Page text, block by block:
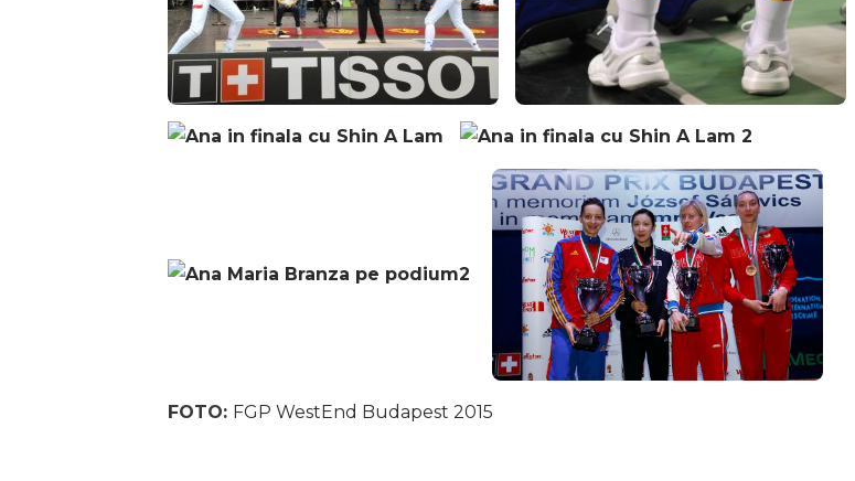
FOTO: FGP WestEnd Budapest 2015